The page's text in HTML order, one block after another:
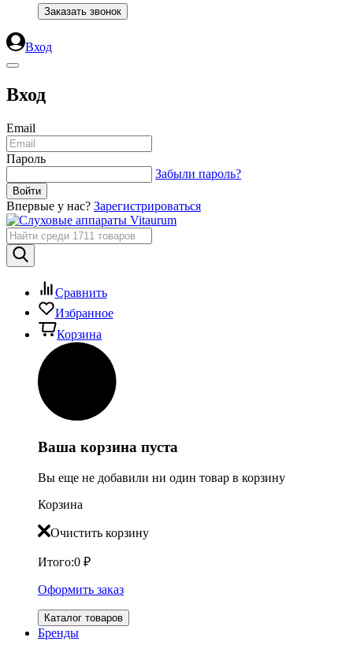
Заказать звонок
Вход
Вход
Email
Пароль
Забыли пароль?
Впервые у нас? Зарегистрироваться
Сравнить
Избранное
Корзина
Ваша корзина пуста
Вы еще не добавили ни один товар в корзину
Корзина
Очистить корзину
Итого:0 ₽
Оформить заказ
Каталог товаров
Бренды